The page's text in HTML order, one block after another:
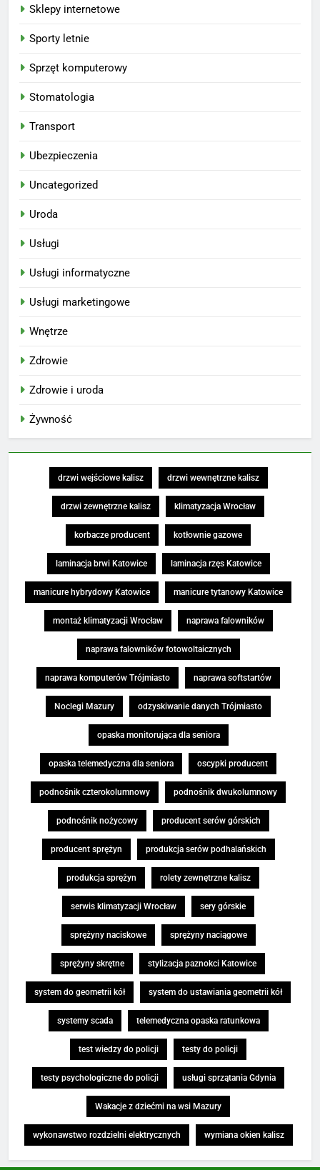
Sklepy internetowe
Sporty letnie
Sprzęt komputerowy
Stomatologia
Transport
Ubezpieczenia
Uncategorized
Uroda
Usługi
Usługi informatyczne
Usługi marketingowe
Wnętrze
Zdrowie
Zdrowie i uroda
Żywność
drzwi wejściowe kalisz drzwi wewnętrzne kalisz
drzwi zewnętrzne kalisz klimatyzacja Wrocław
korbacze producent kotłownie gazowe
laminacja brwi Katowice laminacja rzęs Katowice
manicure hybrydowy Katowice manicure tytanowy Katowice
montaż klimatyzacji Wrocław naprawa falowników
naprawa falowników fotowoltaicznych
naprawa komputerów Trójmiasto naprawa softstartów
Noclegi Mazury odzyskiwanie danych Trójmiasto
opaska monitorująca dla seniora
opaska telemedyczna dla seniora oscypki producent
podnośnik czterokolumnowy podnośnik dwukolumnowy
podnośnik nożycowy producent serów górskich
producent sprężyn produkcja serów podhalańskich
produkcja sprężyn rolety zewnętrzne kalisz
serwis klimatyzacji Wrocław sery górskie
sprężyny naciskowe sprężyny naciągowe
sprężyny skrętne stylizacja paznokci Katowice
system do geometrii kół system do ustawiania geometrii kół
systemy scada telemedyczna opaska ratunkowa
test wiedzy do policji testy do policji
testy psychologiczne do policji usługi sprzątania Gdynia
Wakacje z dziećmi na wsi Mazury
wykonawstwo rozdzielni elektrycznych wymiana okien kalisz